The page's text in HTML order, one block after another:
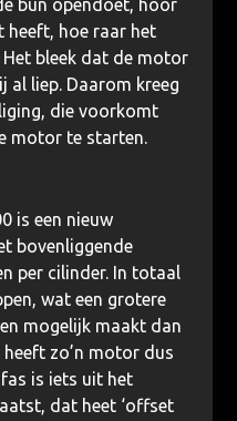
heeft, hoe raar het
bleek dat de motor
al liep. Daarom kreeg
die voorkomt
motor te starten.
is een nieuw
bovenliggende
per cilinder. In totaal
wat een grotere
mogelijk maakt dan
zo’n motor dus
is iets uit het
dat heet ‘offset